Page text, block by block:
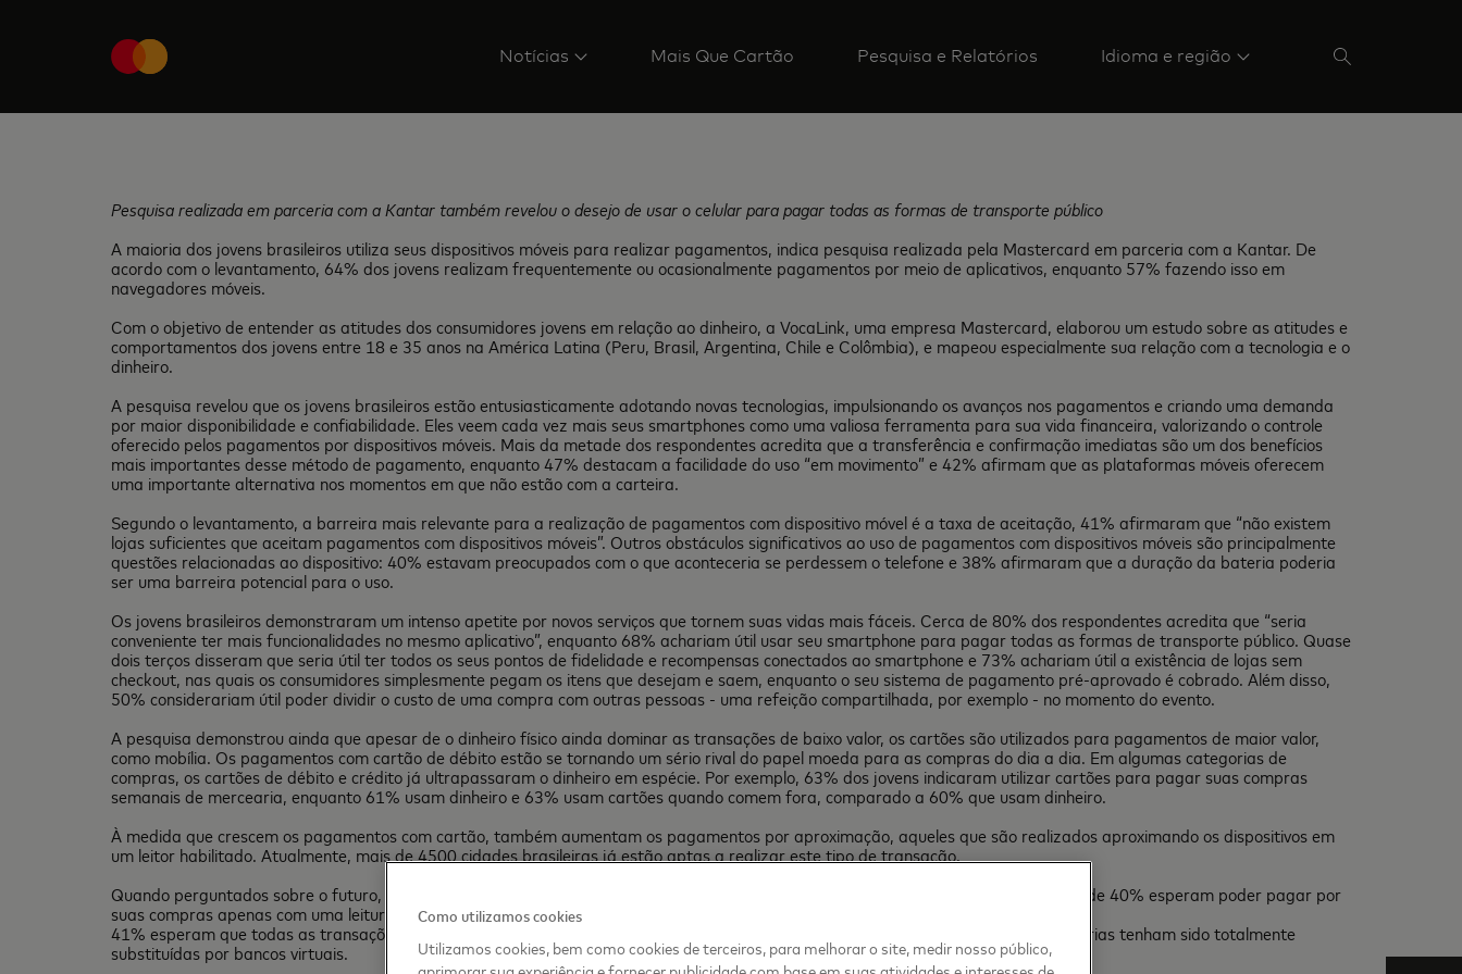
Notícias Mais Que Cartão Pesquisa e Relatórios Idioma e região
Pesquisa realizada em parceria com a Kantar também revelou o desejo de usar o celular para pagar todas as formas de transporte público
A maioria dos jovens brasileiros utiliza seus dispositivos móveis para realizar pagamentos, indica pesquisa realizada pela Mastercard em parceria com a Kantar. De
acordo com o levantamento, 64% dos jovens realizam frequentemente ou ocasionalmente pagamentos por meio de aplicativos, enquanto 57% fazendo isso em
navegadores móveis.
Com o objetivo de entender as atitudes dos consumidores jovens em relação ao dinheiro, a VocaLink, uma empresa Mastercard, elaborou um estudo sobre as atitudes e
comportamentos dos jovens entre 18 e 35 anos na América Latina (Peru, Brasil, Argentina, Chile e Colômbia), e mapeou especialmente sua relação com a tecnologia e o
dinheiro.
A pesquisa revelou que os jovens brasileiros estão entusiasticamente adotando novas tecnologias, impulsionando os avanços nos pagamentos e criando uma demanda
por maior disponibilidade e confiabilidade. Eles veem cada vez mais seus smartphones como uma valiosa ferramenta para sua vida financeira, valorizando o controle
oferecido pelos pagamentos por dispositivos móveis. Mais da metade dos respondentes acredita que a transferência e confirmação imediatas são um dos benefícios
mais importantes desse método de pagamento, enquanto 47% destacam a facilidade do uso “em movimento” e 42% afirmam que as plataformas móveis oferecem
uma importante alternativa nos momentos em que não estão com a carteira.
Segundo o levantamento, a barreira mais relevante para a realização de pagamentos com dispositivo móvel é a taxa de aceitação, 41% afirmaram que “não existem
lojas suficientes que aceitam pagamentos com dispositivos móveis”. Outros obstáculos significativos ao uso de pagamentos com dispositivos móveis são principalmente
questões relacionadas ao dispositivo: 40% estavam preocupados com o que aconteceria se perdessem o telefone e 38% afirmaram que a duração da bateria poderia
ser uma barreira potencial para o uso.
Os jovens brasileiros demonstraram um intenso apetite por novos serviços que tornem suas vidas mais fáceis. Cerca de 80% dos respondentes acredita que “seria
conveniente ter mais funcionalidades no mesmo aplicativo”, enquanto 68% achariam útil usar seu smartphone para pagar todas as formas de transporte público. Quase
dois terços disseram que seria útil ter todos os seus pontos de fidelidade e recompensas conectados ao smartphone e 73% achariam útil a existência de lojas sem
checkout, nas quais os consumidores simplesmente pegam os itens que desejam e saem, enquanto o seu sistema de pagamento pré-aprovado é cobrado. Além disso,
50% considerariam útil poder dividir o custo de uma compra com outras pessoas - uma refeição compartilhada, por exemplo - no momento do evento.
A pesquisa demonstrou ainda que apesar de o dinheiro físico ainda dominar as transações de baixo valor, os cartões são utilizados para pagamentos de maior valor,
como mobília. Os pagamentos com cartão de débito estão se tornando um sério rival do papel moeda para as compras do dia a dia. Em algumas categorias de
compras, os cartões de débito e crédito já ultrapassaram o dinheiro em espécie. Por exemplo, 63% dos jovens indicaram utilizar cartões para pagar suas compras
semanais de mercearia, enquanto 61% usam dinheiro e 63% usam cartões quando comem fora, comparado a 60% que usam dinheiro.
À medida que crescem os pagamentos com cartão, também aumentam os pagamentos por aproximação, aqueles que são realizados aproximando os dispositivos em
um leitor habilitado. Atualmente, mais de 4500 cidades brasileiras já estão aptas a realizar este tipo de transação.
Quando perguntados sobre o futuro, os jovens brasileiros indicaram grandes expectativa de mudança para a próxima década. Mais de 40% esperam poder pagar por
suas compras apenas com uma leitura da impressão digital, enquanto
41% esperam que todas as transações sejam em tempo real. Mais de um quarto dos respondentes esperam que as agências bancárias tenham sido totalmente
substituídas por bancos virtuais.
Como utilizamos cookies
Utilizamos cookies, bem como cookies de terceiros, para melhorar o site, medir nosso público,
aprimorar sua experiência e fornecer publicidade com base em suas atividades e interesses de